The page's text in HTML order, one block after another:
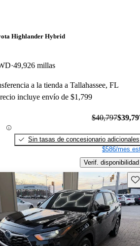
Highlander Hybrid
49,926 millas
a la tienda a Tallahassee, FL
incluye envío de $1,799
$40,797
Sin tasas de concesionario adicionales
$586/mes
Verif. disponibilidad